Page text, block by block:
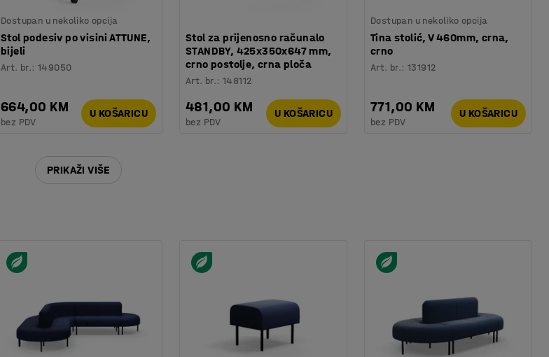
Dostupan u nekoliko opcija
Stol podesiv po visini ATTUNE,
bijeli
Art. br.:149050
664,00 KM
bez PDV
U KOŠARICU
Stol za prijenosno računalo
STANDBY, 425x350x647 mm,
crno postolje, crna ploča
Art. br.:148112
481,00 KM
bez PDV
U KOŠARICU
Dostupan u nekoliko opcija
Tina stolić, V 460mm, crna,
crno
Art. br.:131912
771,00 KM
bez PDV
U KOŠARICU
PRIKAŽI VIŠE